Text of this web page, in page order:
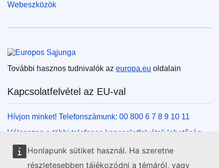
Honlapunk sütiket használ. Ha szeretne
részletesebben tájékozódni a témáról, vagy
Webeszközök
Európai Unió
További hasznos tudnivalók az europa.eu oldalain
Kapcsolatfelvétel az EU-val
Hívjon minket! Telefonszámunk: 00 800 6 7 8 9 10 11
Válasszon a többi telefonos kapcsolatfelvételi lehetőség
közül!
Írjon nekünk kapcsolatfelvételi űrlapunk kitöltésével!